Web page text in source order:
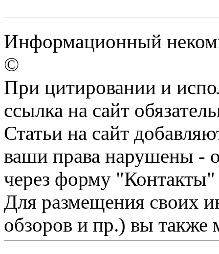
Информационный
©
При цитировании и
ссылка на сайт
Статьи на сайт
ваши права нарушены -
через форму "Контакты"
Для размещения своих
обзоров и пр.) вы также